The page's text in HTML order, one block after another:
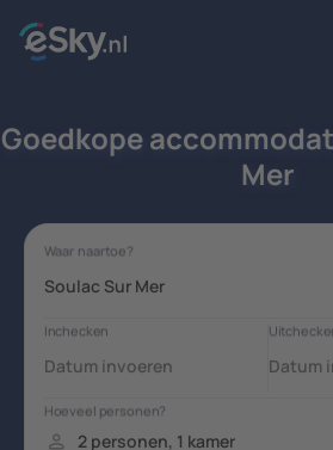
Goedkope
Mer